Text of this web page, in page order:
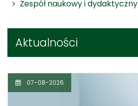
Zespół naukowy i dydaktyczny
Aktualności
07-08-2026